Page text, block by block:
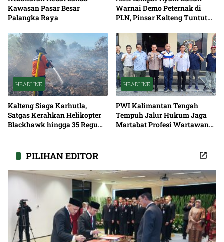
Kawasan Pasar Besar
Palangka Raya
Warnai Demo Peternak di
PLN, Pinsar Kalteng Tuntut
HEADLINE
Kalteng Siaga Karhutla,
Satgas Kerahkan Helikopter
Blackhawk hingga 35 Regu
HEADLINE
PWI Kalimantan Tengah
Tempuh Jalur Hukum Jaga
Martabat Profesi Wartawan
PILIHAN EDITOR